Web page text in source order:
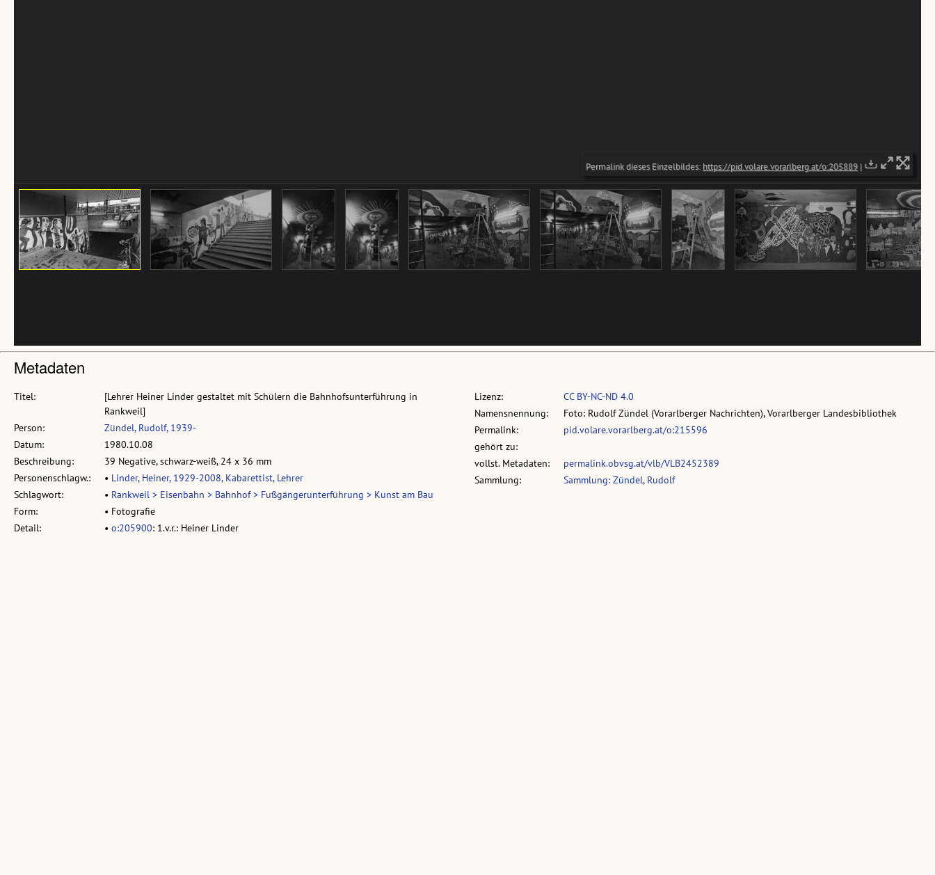
Metadaten
Titel:
[Lehrer Heiner Linder gestaltet mit Schülern die Bahnhofsunterführung in
Rankweil]
Person:
Zündel, Rudolf, 1939-
Datum:
1980.10.08
Beschreibung:
39 Negative, schwarz-weiß, 24 x 36 mm
Personenschlagw.:
• Linder, Heiner, 1929-2008, Kabarettist, Lehrer
Schlagwort:
• Rankweil > Eisenbahn > Bahnhof > Fußgängerunterführung > Kunst am Bau
Form:
• Fotografie
Detail:
• o:205900: 1.v.r.: Heiner Linder
Lizenz:
CC BY-NC-ND 4.0
Namensnennung:
Foto: Rudolf Zündel (Vorarlberger Nachrichten), Vorarlberger Landesbibliothek
Permalink:
pid.volare.vorarlberg.at/o:215596
gehört zu:
vollst. Metadaten:
permalink.obvsg.at/vlb/VLB2452389
Sammlung:
Sammlung: Zündel, Rudolf